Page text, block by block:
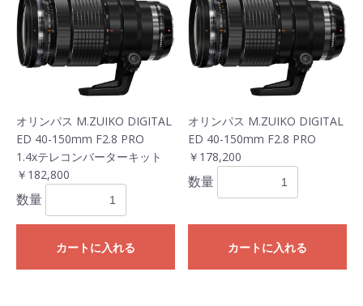
オリンパス M.ZUIKO DIGITAL
ED 40-150mm F2.8 PRO
1.4xテレコンバーターキット
￥182,800
数量
カートに入れる
オリンパス M.ZUIKO DIGITAL
ED 40-150mm F2.8 PRO
￥178,200
数量
カートに入れる